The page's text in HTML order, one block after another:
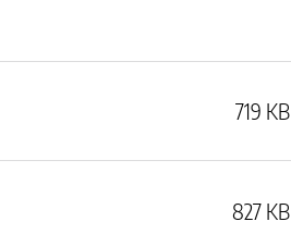
719 KB
827 KB